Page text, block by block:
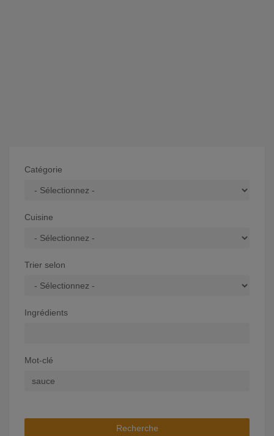
Catégorie
Cuisine
Trier selon
Ingrédients
Mot-clé
Recherche